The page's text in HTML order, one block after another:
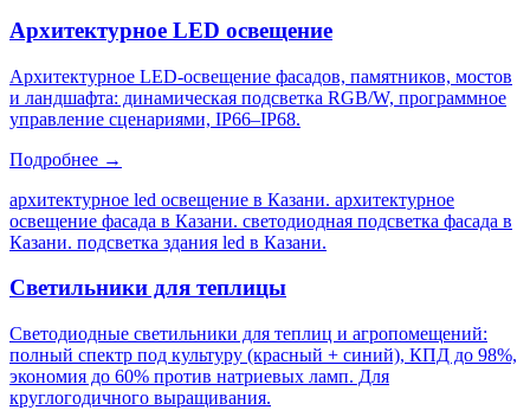
Архитектурное LED освещение
Архитектурное LED-освещение фасадов, памятников, мостов
и ландшафта: динамическая подсветка RGB/W, программное
управление сценариями, IP66–IP68.
Подробнее →
архитектурное led освещение в Казани. архитектурное
освещение фасада в Казани. светодиодная подсветка фасада в
Казани. подсветка здания led в Казани.
Светильники для теплицы
Светодиодные светильники для теплиц и агропомещений:
полный спектр под культуру (красный + синий), КПД до 98%,
экономия до 60% против натриевых ламп. Для
круглогодичного выращивания.